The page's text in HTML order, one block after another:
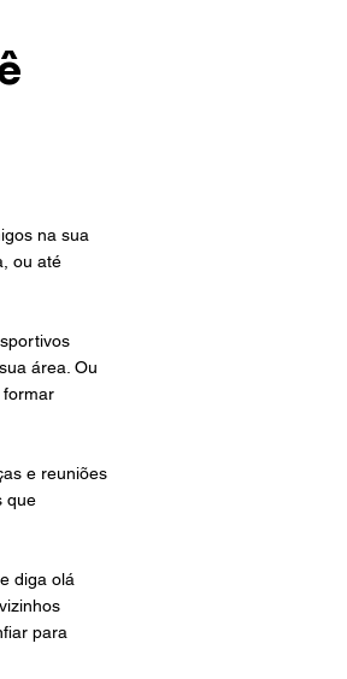
na sua
ou até
área. Ou
e reuniões
que
diga olá
para